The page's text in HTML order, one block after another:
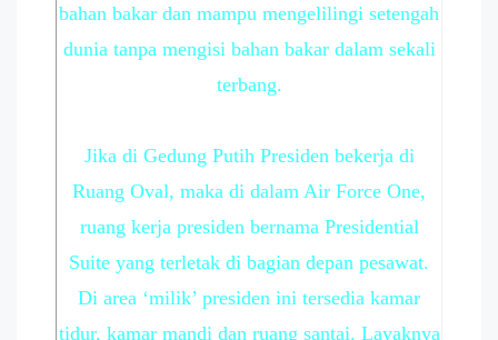
bahan bakar dan mampu mengelilingi setengah
dunia tanpa mengisi bahan bakar dalam sekali
terbang.
Jika di Gedung Putih Presiden bekerja di
Ruang Oval, maka di dalam Air Force One,
ruang kerja presiden bernama Presidential
Suite yang terletak di bagian depan pesawat.
Di area ‘milik’ presiden ini tersedia kamar
tidur, kamar mandi dan ruang santai. Layaknya